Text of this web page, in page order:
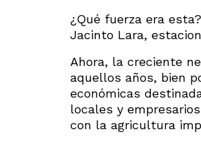
¿Qué fuerza era
Jacinto Lara,
Ahora, la creciente
aquellos años, bien
económicas
locales y
con la agricultura